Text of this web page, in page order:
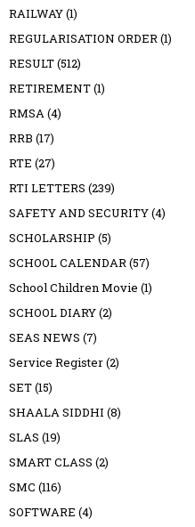
RAILWAY(1)
REGULARISATION ORDER(1)
RESULT(512)
RETIREMENT(1)
RMSA(4)
RRB (17)
RTE (27)
RTI LETTERS (239)
SAFETY AND SECURITY(4)
SCHOLARSHIP (5)
SCHOOL CALENDAR(57)
School Children Movie (1)
SCHOOL DIARY(2)
SEAS NEWS (7)
Service Register(2)
SET(15)
SHAALA SIDDHI (8)
SLAS (19)
SMART CLASS (2)
SMC (116)
SOFTWARE (4)